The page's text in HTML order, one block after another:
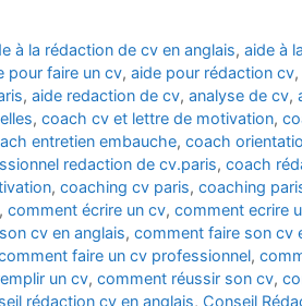
à la rédaction de cv en anglais,aide à
pour faire un cv, aide pour rédaction cv,
, aide redaction de cv, analyse de cv,
, coach cv et lettre de motivation,
entretien embauche, coach
redaction de cv.paris, coach
, coaching cv paris, coaching
, comment écrire un cv, comment ecrire
cv en anglais, comment faire son cv
faire un cv professionnel,
un cv, comment réussir son cv,
rédaction cv en anglais, Conseil